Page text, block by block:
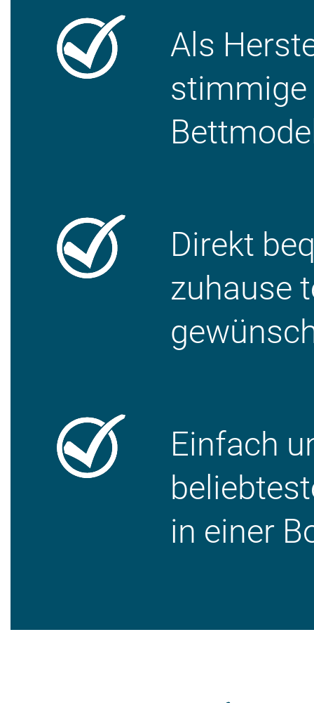
Als
stimmige
Direkt
zuhause
Einfach
in einer